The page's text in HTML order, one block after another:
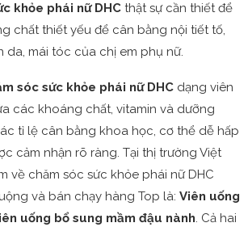
khỏe phái nữ DHC thật sự cần thiết để
chất thiết yếu để cân bằng nội tiết tố,
da, mái tóc của chị em phụ nữ.
sóc sức khỏe phái nữ DHC dạng viên
các khoáng chất, vitamin và dưỡng
tỉ lệ cân bằng khoa học, cơ thể dễ hấp
cảm nhận rõ ràng. Tại thị trường Việt
về chăm sóc sức khỏe phái nữ DHC
và bán chạy hàng Top là: Viên uống
uống bổ sung mầm đậu nành. Cả hai